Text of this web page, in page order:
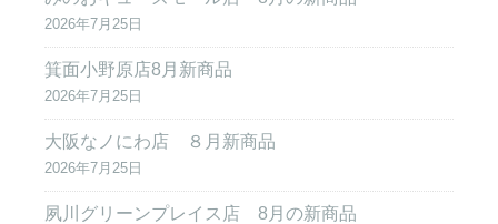
2026年7月25日
箕面小野原店8月新商品
2026年7月25日
大阪なノにわ店 ８月新商品
2026年7月25日
夙川グリーンプレイス店 8月の新商品